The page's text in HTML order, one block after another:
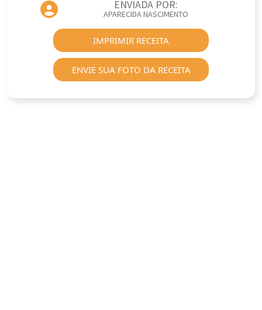
ENVIADA POR:
APARECIDA NASCIMENTO
IMPRIMIR RECEITA
ENVIE SUA FOTO DA RECEITA